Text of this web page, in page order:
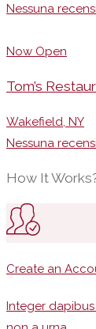
Nessuna
Now Open
Tom’s
Wakefield, NY
Nessuna
How It
Create an
Integer